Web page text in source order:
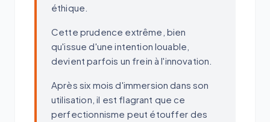
éthique.
Cette prudence extrême, bien
qu'issue d'une intention louable,
devient parfois un frein à l'innovation.
Après six mois d'immersion dans son
utilisation, il est flagrant que ce
perfectionnisme peut étouffer des